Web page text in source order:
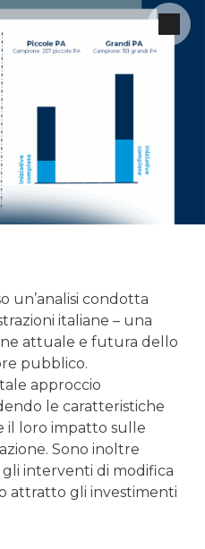
un’analisi condotta
italiane – una
attuale e futura dello
pubblico.
approccio
le caratteristiche
il loro impatto sulle
Sono inoltre
interventi di modifica
attratto gli investimenti